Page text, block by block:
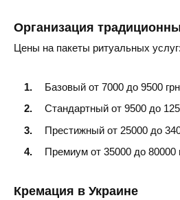
Ковель
Нововолынск
Организация
Цены на пакеты ритуальных услуг:
Базовый от 7000 до 9500
Стандартный от 9500 до
Престижный от 25000 до
Премиум от 35000 до 80000
Кремация в Украине